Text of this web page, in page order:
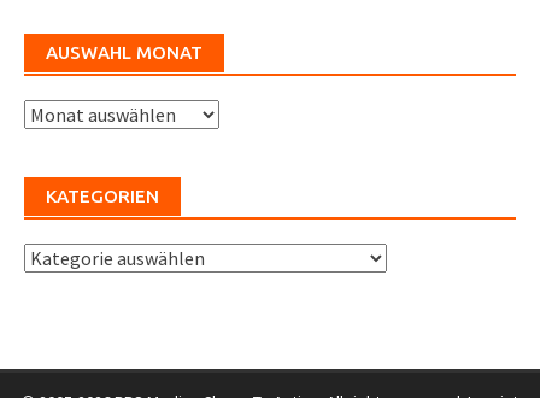
AUSWAHL MONAT
Auswahl
KATEGORIEN
Kategorien